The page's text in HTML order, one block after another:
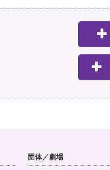
団体／劇場